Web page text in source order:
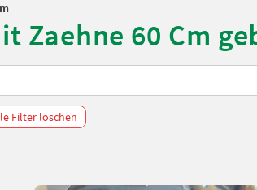
Zaehne 60 Cm
Filter löschen